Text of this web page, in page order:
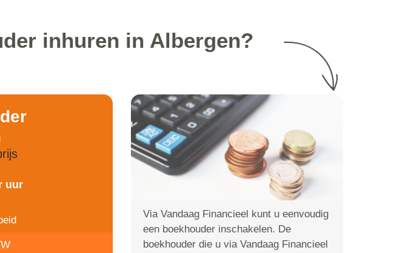
inhuren in Albergen?
uur
Via Vandaag Financieel kunt u eenvoudig
een boekhouder inschakelen. De
boekhouder die u via Vandaag Financieel